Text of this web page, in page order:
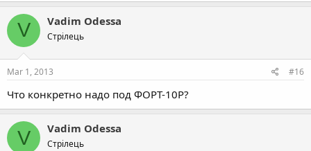
V Vadim Odessa
Стрілець
Mar 1, 2013 #16
Что конкретно надо под ФОРТ-10Р?
V Vadim Odessa
Стрілець